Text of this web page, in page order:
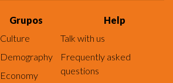
Grupos
Culture
Demography
Economy
Help
Talk with us
Frequently asked
questions